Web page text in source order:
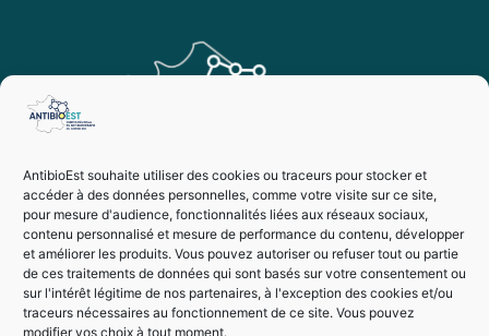
AntibioEst souhaite utiliser des cookies ou traceurs pour stocker et
accéder à des données personnelles, comme votre visite sur ce site,
pour mesure d'audience, fonctionnalités liées aux réseaux sociaux,
contenu personnalisé et mesure de performance du contenu, développer
et améliorer les produits. Vous pouvez autoriser ou refuser tout ou partie
de ces traitements de données qui sont basés sur votre consentement ou
sur l'intérêt légitime de nos partenaires, à l'exception des cookies et/ou
traceurs nécessaires au fonctionnement de ce site. Vous pouvez
modifier vos choix à tout moment.